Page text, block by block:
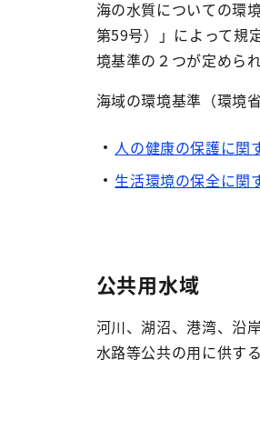
海の水質についての環
第59号）」によって規
境基準の２つが定められ
海域の環境基準（環境
人の健康の保護に関
生活環境の保全に関
公共用水域
河川、湖沼、港湾、沿
水路等公共の用に供す